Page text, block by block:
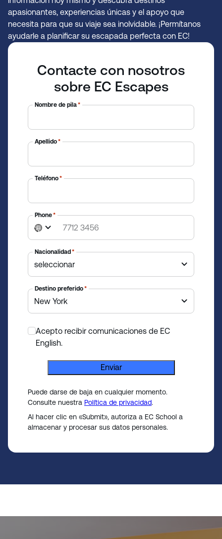
apasionantes, experiencias únicas y el apoyo que
necesita para que su viaje sea inolvidable. ¡Permítanos
ayudarle a planificar su escapada perfecta con EC!
Contacte con nosotros
sobre EC Escapes
Nombre de pila*
Apellido*
Teléfono*
Phone*
N
o
c
o
u
n
t
r
s
e
t
e
d
Nacionalidad *
Destino preferido*
Acepto recibir comunicaciones de EC
English.
Enviar
Puede darse de baja en cualquier momento.
Consulte nuestra Política de privacidad.
Al hacer clic en «Submit», autoriza a EC School a
almacenar y procesar sus datos personales.